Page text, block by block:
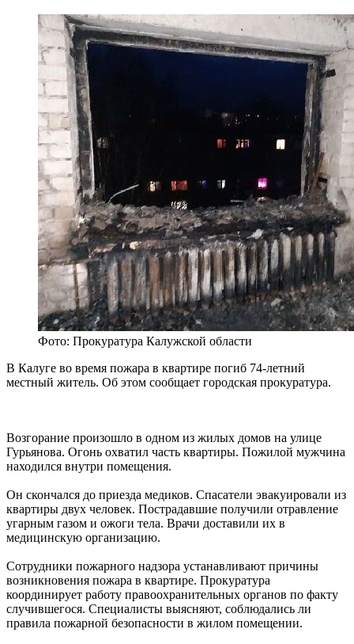
Фото: Прокуратура Калужской области
В Калуге во время пожара в квартире погиб 74-летний
местный житель. Об этом сообщает городская прокуратура.
Возгорание произошло в одном из жилых домов на улице
Гурьянова. Огонь охватил часть квартиры. Пожилой мужчина
находился внутри помещения.
Он скончался до приезда медиков. Спасатели эвакуировали из
квартиры двух человек. Пострадавшие получили отравление
угарным газом и ожоги тела. Врачи доставили их в
медицинскую организацию.
Сотрудники пожарного надзора устанавливают причины
возникновения пожара в квартире. Прокуратура
координирует работу правоохранительных органов по факту
случившегося. Специалисты выясняют, соблюдались ли
правила пожарной безопасности в жилом помещении.